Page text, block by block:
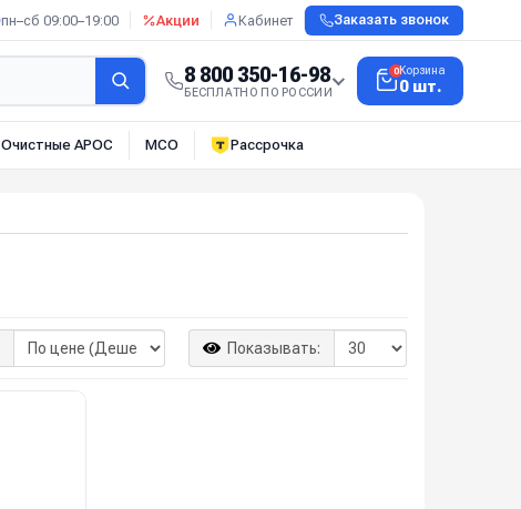
пн–сб 09:00–19:00 Акции Кабинет Заказать звонок
8 800 350-16-98
БЕСПЛАТНО ПО РОССИИ
0Корзина
0 шт.
Очистные АРОС МСО Рассрочка
Показывать: